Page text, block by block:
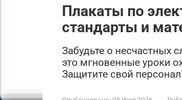
Плакаты по
стандарты и
Забудьте о несчастных
это мгновенные уроки
Защитите свой